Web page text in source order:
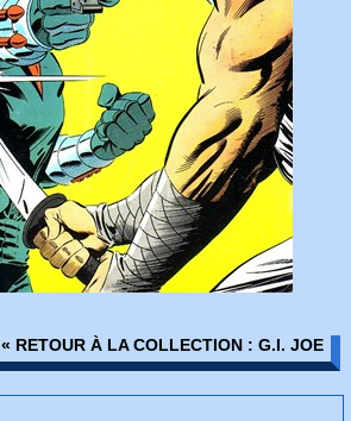
« RETOUR À LA COLLECTION : G.I. JOE